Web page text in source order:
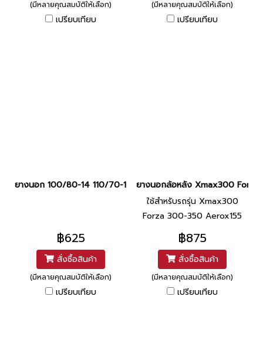
(มีหลายคุณสมบัติให้เลือก)
เปรียบเทียบ
(มีหลายคุณสมบัติให้เลือก)
เปรียบเทียบ
ยางนอก 100/80-14 110/70-14 HF918 TL ยี่ห้อ DURO
฿625
สั่งซื้อสินค้า
(มีหลายคุณสมบัติให้เลือก)
เปรียบเทียบ
ยางนอกล้อหลัง Xmax300
ใช้สำหรับรถรุ่น Xmax300
Forza 300-350 Aerox155
฿875
สั่งซื้อสินค้า
(มีหลายคุณสมบัติให้เลือก)
เปรียบเทียบ